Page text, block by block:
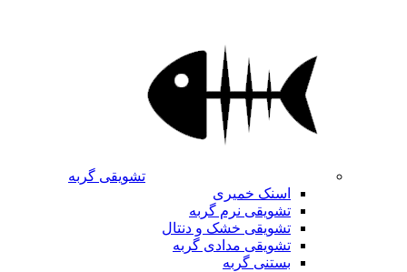
تشویقی گربه
اسنک خمیری
تشویقی نرم گربه
تشویقی خشک و دنتال
تشویقی مدادی گربه
بستنی گربه